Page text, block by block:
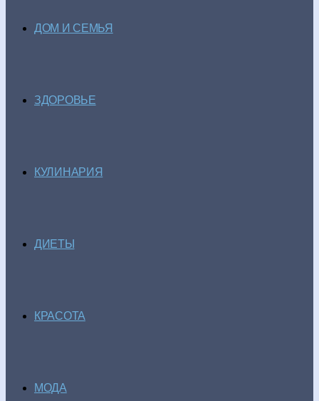
ДОМ И СЕМЬЯ
ЗДОРОВЬЕ
КУЛИНАРИЯ
ДИЕТЫ
КРАСОТА
МОДА